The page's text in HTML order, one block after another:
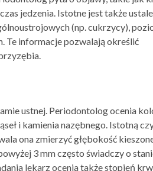
jedzenia. Istotne jest także
(np. cukrzycy),
Te informacje pozwalają określić
ustnej. Periodontolog ocenia
i kamienia nazębnego. Istotną
ona zmierzyć głębokość
3 mm często świadczy o
lekarz ocenia także stopień